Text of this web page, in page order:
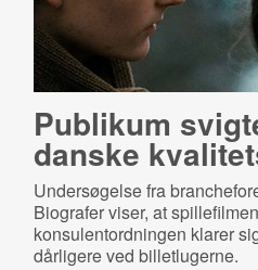
Publikum
danske
Undersøgelse fra
Biografer viser, at
konsulentordningen klarer
dårligere ved billetlugerne.